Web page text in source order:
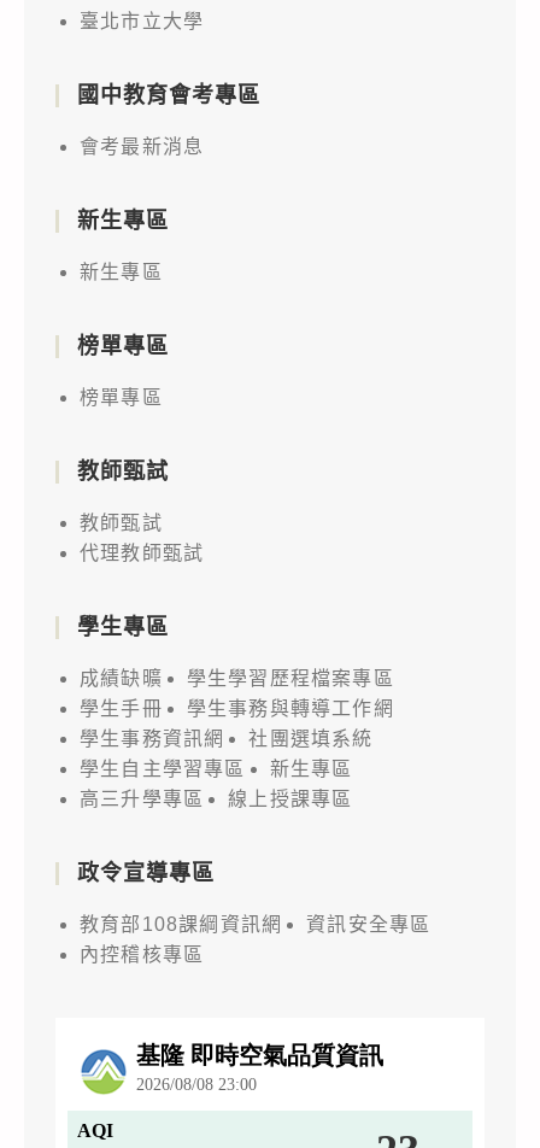
臺北市立大學
國中教育會考專區
會考最新消息
新生專區
新生專區
榜單專區
榜單專區
教師甄試
教師甄試
代理教師甄試
學生專區
成績缺曠
學生學習歷程檔案專區
學生手冊
學生事務與轉導工作網
學生事務資訊網
社團選填系統
學生自主學習專區
新生專區
高三升學專區
線上授課專區
政令宣導專區
教育部108課綱資訊網
資訊安全專區
內控稽核專區